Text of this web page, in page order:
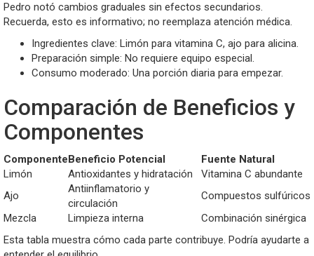
Pedro notó cambios graduales sin efectos secundarios.
Recuerda, esto es informativo; no reemplaza atención médica.
Ingredientes clave: Limón para vitamina C, ajo para alicina.
Preparación simple: No requiere equipo especial.
Consumo moderado: Una porción diaria para empezar.
Comparación de Beneficios y
Componentes
ComponenteBeneficio Potencial
Fuente Natural
Limón
Antioxidantes y hidratación
Vitamina C abundante
Ajo
Antiinflamatorio y
circulación
Compuestos sulfúricos
Mezcla
Limpieza interna
Combinación sinérgica
Esta tabla muestra cómo cada parte contribuye. Podría ayudarte a